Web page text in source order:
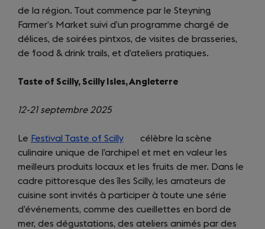
a
new
tab)
de la région. Tout commence par le Steyning
Farmer’s Market suivi d’un programme chargé de
délices, de soirées pintxos, de visites de brasseries,
de food & drink trails, et d’ateliers pratiques.
Taste of Scilly, Scilly Isles, Angleterre
12-21 septembre 2025
Le Festival Taste of Scilly (opens
in
a
new
tab)
célèbre la scène
culinaire unique de l’archipel et met en valeur les
meilleurs produits locaux et les fruits de mer. Dans le
cadre pittoresque des îles Scilly, les amateurs de
cuisine sont invités à participer à toute une série
d’événements, comme des cueillettes en bord de
mer, des dégustations, des ateliers animés par des